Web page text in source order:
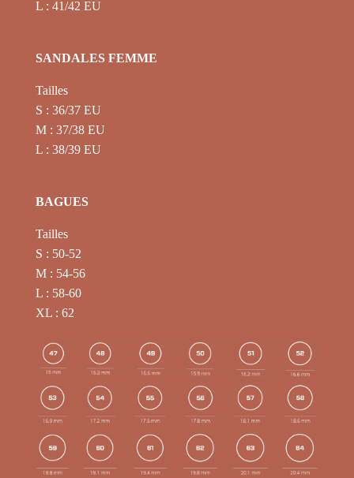
L : 41/42 EU
SANDALES FEMME
Tailles
S : 36/37 EU
M : 37/38 EU
L : 38/39 EU
BAGUES
Tailles
S : 50-52
M : 54-56
L : 58-60
XL : 62